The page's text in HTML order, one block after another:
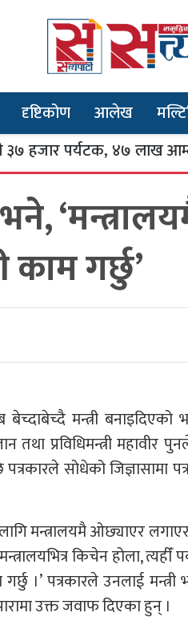
दृष्टिकोण आलेख
पर्यटक, ४७ लाख आम्दानी
गर्छु’
बेच्दाबेच्दै मन्त्री बनाइदिएको
प्रविधिमन्त्री महावीर
सोधेको जिज्ञासामा
मन्त्रालयमै ओछ्याएर
किचेन होला,
।’ पत्रकारले उनलाई
उक्त जवाफ दिएका हुन् ।